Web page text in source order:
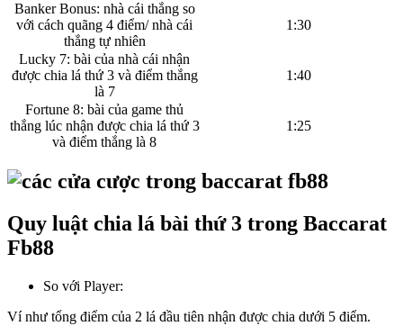
Banker Bonus: nhà cái thắng so
với cách quãng 4 điểm/ nhà cái
thắng tự nhiên
1:30
Lucky 7: bài của nhà cái nhận
được chia lá thứ 3 và điểm thắng
là 7
1:40
Fortune 8: bài của game thủ
thắng lúc nhận được chia lá thứ 3
và điểm thắng là 8
1:25
Quy luật chia lá bài thứ 3 trong Baccarat
Fb88
So với Player:
Ví như tổng điểm của 2 lá đầu tiên nhận được chia dưới 5 điểm.